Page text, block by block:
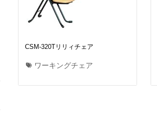
CSM-320Tリリィチェア
ワーキングチェア